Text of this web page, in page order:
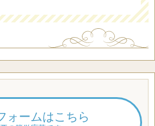
ォームはこちら